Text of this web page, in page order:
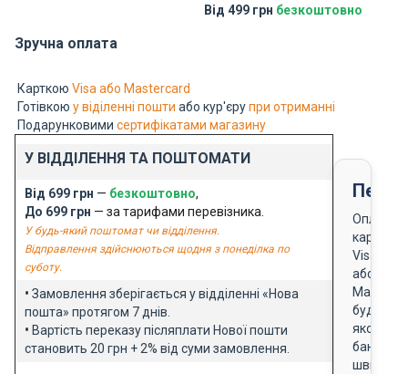
Від 499 грн безкоштовно
Зручна оплата
Карткою Visa або Mastercard
Готівкою у віділенні пошти або кур'єрупри отриманні
Подарунковими сертифікатами магазину
У ВІДДІЛЕННЯ ТА ПОШТОМАТИ
Від 699 грн — безкоштовно,
До 699 грн — за тарифами перевізника.
У будь-який поштомат чи відділення.
Відправлення здійснюються щодня з понеділка по
суботу.
• Замовлення зберігається у відділенні «Нова
пошта» протягом 7 днів.
• Вартість переказу післяплати Нової пошти
становить 20 грн + 2% від суми замовлення.
Оплата
карткою
Visa
або
будь-
якого
банку
швидко